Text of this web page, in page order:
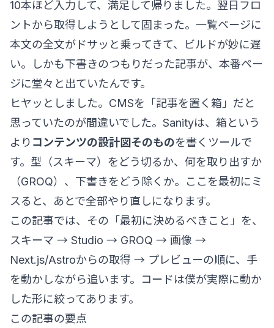
10本ほど入力して、満足して帰りました。翌日フロ
ントから取得しようとして固まった。一覧ページに
本文の全文がドサッと乗ってきて、ビルドが妙に遅
い。しかも下書きのつもりだった記事が、本番ペー
ジに堂々と出ていたんです。
ヒヤッとしました。CMSを「記事を置く箱」だと
思っていたのが間違いでした。Sanityは、箱という
より コンテンツの設計図そのものを書くツールで
す。型（スキーマ）をどう切るか、何を取り出すか
（GROQ）、下書きをどう除くか。ここを最初にミ
スると、あとで全部やり直しになります。
この記事では、その「最初に決めるべきこと」を、
スキーマ → Studio → GROQ → 画像 →
Next.js/Astroからの取得 → プレビューの順に、手
を動かしながら追います。コードは僕が実際に動か
した形に絞ってあります。
この記事の要点